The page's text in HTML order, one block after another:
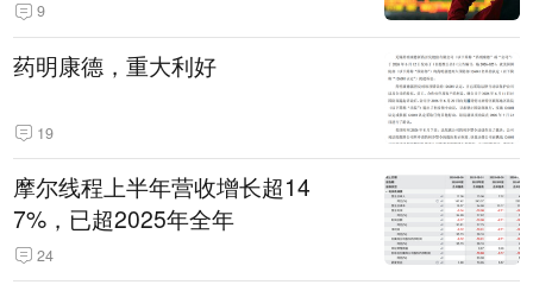
9
药明康德，重大利好
19
摩尔线程上半年营收增长超14
7%，已超2025年全年
24